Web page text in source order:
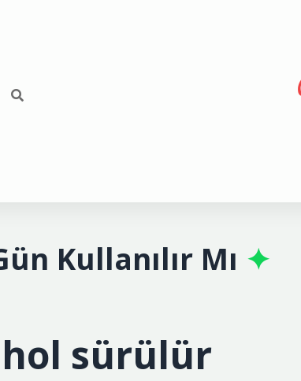
Kullanılır Mı
sürülür